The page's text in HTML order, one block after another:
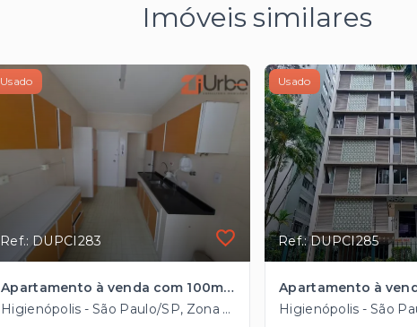
Imóveis similares
Usado
Ref.: DUPCI283
Apartamento à venda com 100m², 1 vaga em Higienópolis próximo ao Metrô
Higienópolis - São Paulo/SP, Zona Central
Usado
Ref.: DUPCI285